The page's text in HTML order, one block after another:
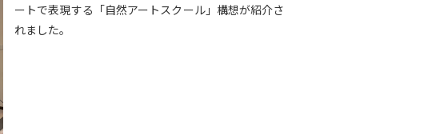
ートで表現する「自然アートスクール」構想が紹介さ
れました。